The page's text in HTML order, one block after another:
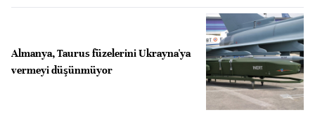
Almanya, Taurus füzelerini Ukrayna'ya
vermeyi düşünmüyor